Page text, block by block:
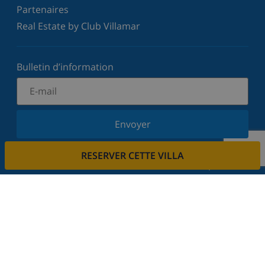
RESERVER CETTE VILLA
Partenaires
Real Estate by Club Villamar
Bulletin d’information
Envoyer
Inscrivez-vous à notre newsletter et restez informé
votre vie privée.